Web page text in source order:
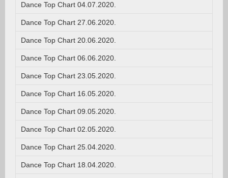
Dance Top Chart 04.07.2020.
Dance Top Chart 27.06.2020.
Dance Top Chart 20.06.2020.
Dance Top Chart 06.06.2020.
Dance Top Chart 23.05.2020.
Dance Top Chart 16.05.2020.
Dance Top Chart 09.05.2020.
Dance Top Chart 02.05.2020.
Dance Top Chart 25.04.2020.
Dance Top Chart 18.04.2020.